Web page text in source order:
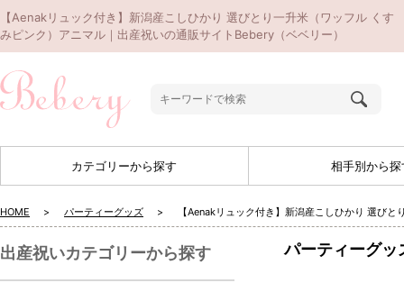
【Aenakリュック付き】新潟産こしひかり 選びとり一升米（ワッフル くす
みピンク）アニマル｜出産祝いの通販サイトBebery（ベベリー）
カテゴリーから探す 相手別から探
HOME パーティーグッズ 【Aenakリュック付き】新潟産こしひかり 選び
パーティーグッ
出産祝いカテゴリーから探す